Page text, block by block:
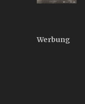
Werbung